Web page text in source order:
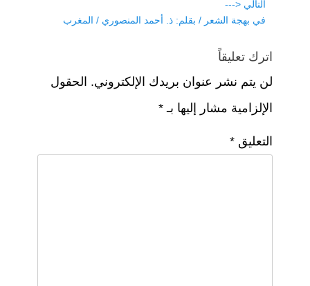
o
p
post:
التالي <---
Next
في بهجة الشعر / بقلم: ذ. أحمد المنصوري / المغرب
اترك تعليقاً
لن يتم نشر عنوان بريدك الإلكتروني. الحقول
الإلزامية مشار إليها بـ *
التعليق *